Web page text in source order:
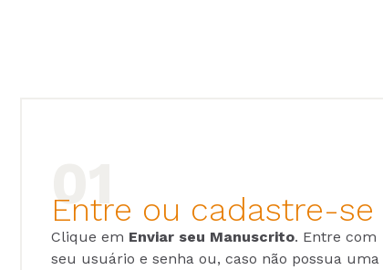
Entre ou cadastre-se
Clique em Enviar seu Manuscrito. Entre com
seu usuário e senha ou, caso não possua uma